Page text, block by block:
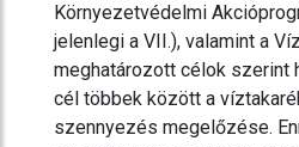
Környezetvédelmi
jelenlegi a VII.), valamint a
meghatározott célok szerint
cél többek között a
szennyezés megelőzése.